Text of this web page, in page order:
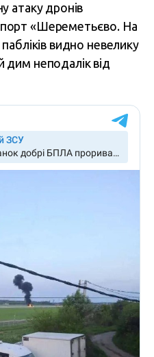
атаку дронів
«Шереметьєво. На
видно невелику
дим неподалік від